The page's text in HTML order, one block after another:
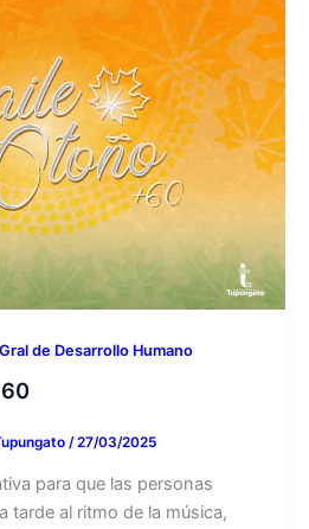
de Desarrollo Humano
/27/03/2025
para que las personas
tarde al ritmo de la música,